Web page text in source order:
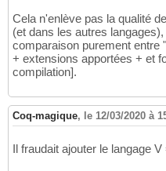
Cela n'enlève pas la qualité
(et dans les autres
comparaison purement entre
+ extensions apportées + et
compilation].
Coq-magique, le 12/03/2020 à
Il fraudait ajouter le langage